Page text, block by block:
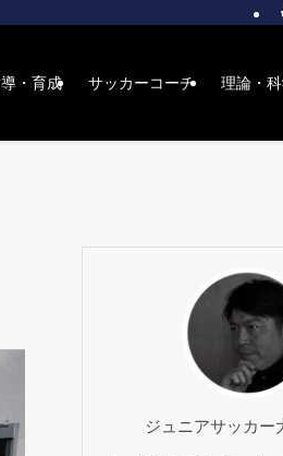
・育成 サッカーコーチ 理論・
ジュニアサッカー